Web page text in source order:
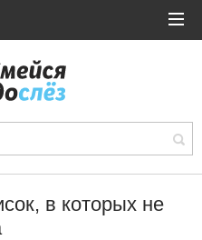
в которых не